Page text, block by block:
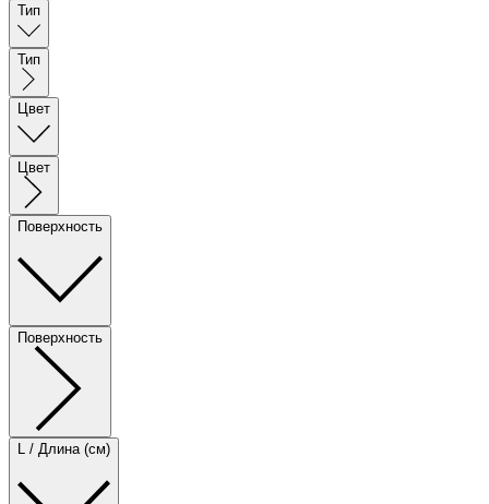
Тип
Тип
Цвет
Цвет
Поверхность
Поверхность
L / Длина (см)